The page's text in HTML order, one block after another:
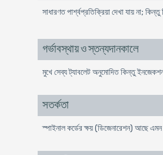
সাধারণত পার্শ্বপ্রতিক্রিয়া দেখা যায় না;
গর্ভাবস্থায় ও স্তন্যদানকালে
মুখে সেব্য ট্যাবলেট অনুমোদিত কিন্তু
সতর্কতা
স্পাইনাল কর্ডের ক্ষয় (ডিজেনারেশন) আছে এমন